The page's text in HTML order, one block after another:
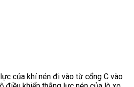
của khí nén đi vào từ cổng C vào